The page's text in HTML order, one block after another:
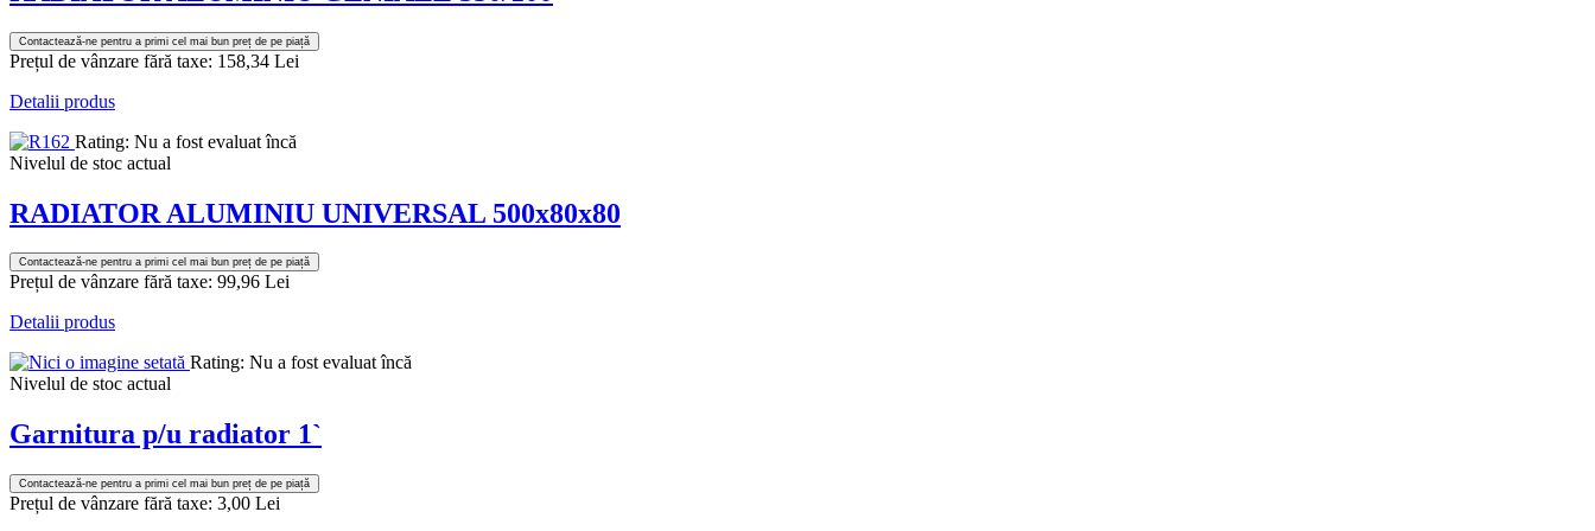
Contactează-ne pentru a primi cel mai bun preț de pe piață
Prețul de vânzare fără taxe: 158,34 Lei
Detalii produs
Rating: Nu a fost evaluat încă
Nivelul de stoc actual
RADIATOR ALUMINIU UNIVERSAL 500x80x80
Contactează-ne pentru a primi cel mai bun preț de pe piață
Prețul de vânzare fără taxe: 99,96 Lei
Detalii produs
Rating: Nu a fost evaluat încă
Nivelul de stoc actual
Garnitura p/u radiator 1`
Contactează-ne pentru a primi cel mai bun preț de pe piață
Prețul de vânzare fără taxe: 3,00 Lei